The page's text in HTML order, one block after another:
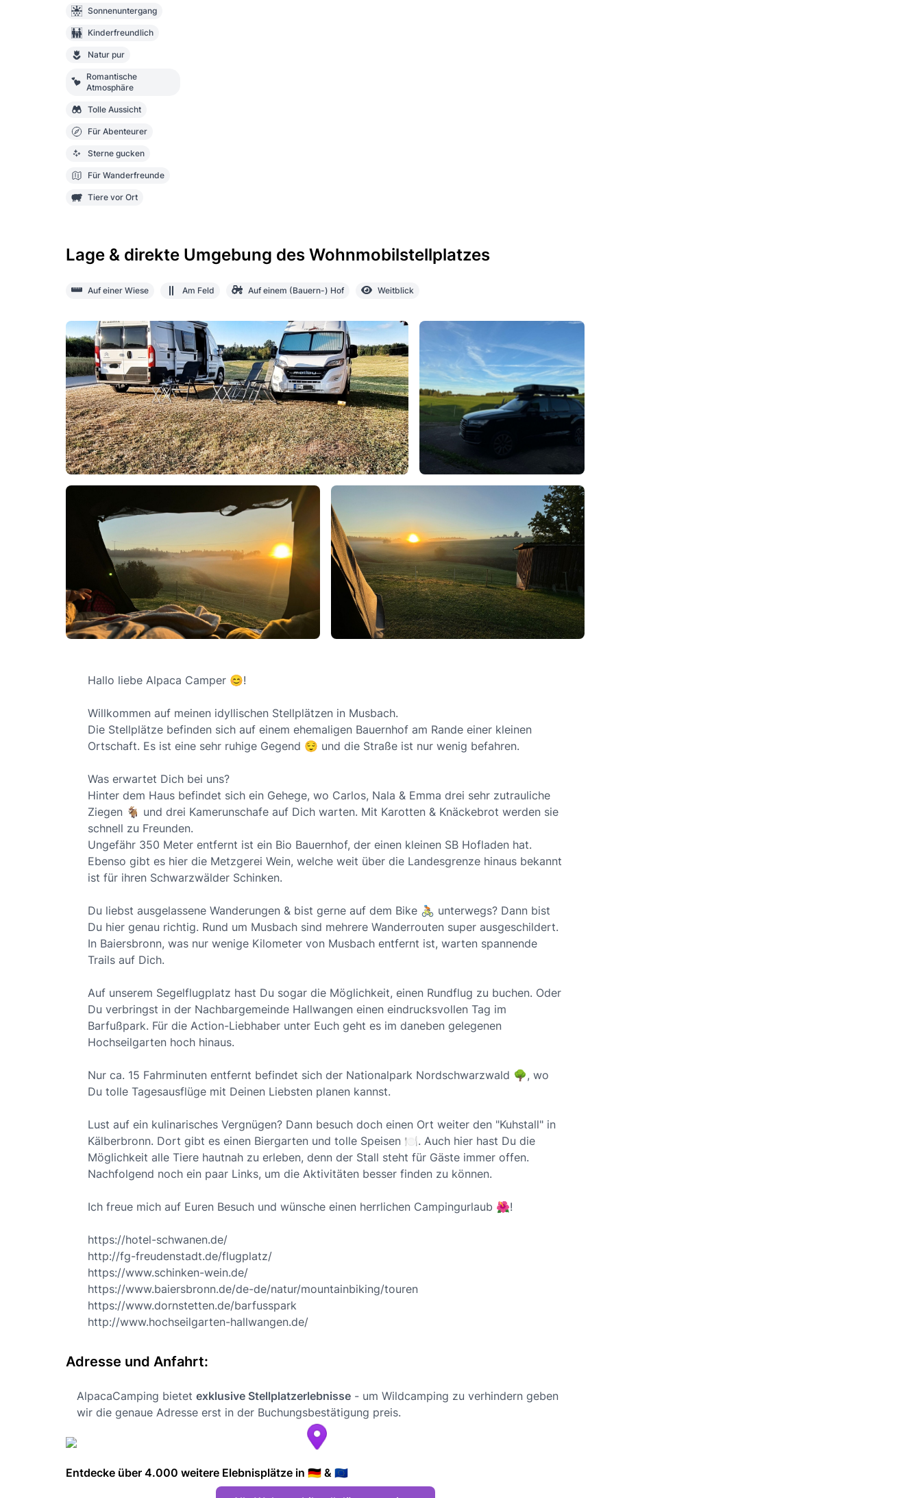
Sonnenuntergang
Kinderfreundlich
Natur pur
Romantische
Atmosphäre
Tolle Aussicht
Für Abenteurer
Sterne gucken
Für Wanderfreunde
Tiere vor Ort
Lage & direkte Umgebung des Wohnmobilstellplatzes
Auf einer Wiese Am Feld Auf einem (Bauern-) Hof Weitblick
Hallo liebe Alpaca Camper 😊!
Willkommen auf meinen idyllischen Stellplätzen in Musbach.
Die Stellplätze befinden sich auf einem ehemaligen Bauernhof am Rande einer kleinen
Ortschaft. Es ist eine sehr ruhige Gegend 😌 und die Straße ist nur wenig befahren.
Was erwartet Dich bei uns?
Hinter dem Haus befindet sich ein Gehege, wo Carlos, Nala & Emma drei sehr zutrauliche
Ziegen 🐐 und drei Kamerunschafe auf Dich warten. Mit Karotten & Knäckebrot werden sie
schnell zu Freunden.
Ungefähr 350 Meter entfernt ist ein Bio Bauernhof, der einen kleinen SB Hofladen hat.
Ebenso gibt es hier die Metzgerei Wein, welche weit über die Landesgrenze hinaus bekannt
ist für ihren Schwarzwälder Schinken.
Du liebst ausgelassene Wanderungen & bist gerne auf dem Bike 🚴🏼 unterwegs? Dann bist
Du hier genau richtig. Rund um Musbach sind mehrere Wanderrouten super ausgeschildert.
In Baiersbronn, was nur wenige Kilometer von Musbach entfernt ist, warten spannende
Trails auf Dich.
Auf unserem Segelflugplatz hast Du sogar die Möglichkeit, einen Rundflug zu buchen. Oder
Du verbringst in der Nachbargemeinde Hallwangen einen eindrucksvollen Tag im
Barfußpark. Für die Action-Liebhaber unter Euch geht es im daneben gelegenen
Hochseilgarten hoch hinaus.
Nur ca. 15 Fahrminuten entfernt befindet sich der Nationalpark Nordschwarzwald 🌳, wo
Du tolle Tagesausflüge mit Deinen Liebsten planen kannst.
Lust auf ein kulinarisches Vergnügen? Dann besuch doch einen Ort weiter den "Kuhstall" in
Kälberbronn. Dort gibt es einen Biergarten und tolle Speisen 🍽️. Auch hier hast Du die
Möglichkeit alle Tiere hautnah zu erleben, denn der Stall steht für Gäste immer offen.
Nachfolgend noch ein paar Links, um die Aktivitäten besser finden zu können.
Ich freue mich auf Euren Besuch und wünsche einen herrlichen Campingurlaub 🌺!
https://hotel-schwanen.de/
http://fg-freudenstadt.de/flugplatz/
https://www.schinken-wein.de/
https://www.baiersbronn.de/de-de/natur/mountainbiking/touren
https://www.dornstetten.de/barfusspark
http://www.hochseilgarten-hallwangen.de/
Adresse und Anfahrt:
AlpacaCamping bietet exklusive Stellplatzerlebnisse - um Wildcamping zu verhindern geben
wir die genaue Adresse erst in der Buchungsbestätigung preis.
Entdecke über 4.000 weitere Elebnisplätze in 🇩🇪 & 🇪🇺